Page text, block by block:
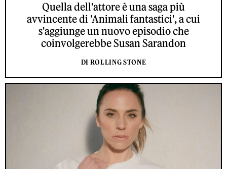
Quella dell'attore è una saga più
avvincente di 'Animali fantastici', a cui
s'aggiunge un nuovo episodio che
coinvolgerebbe Susan Sarandon
DI ROLLING STONE